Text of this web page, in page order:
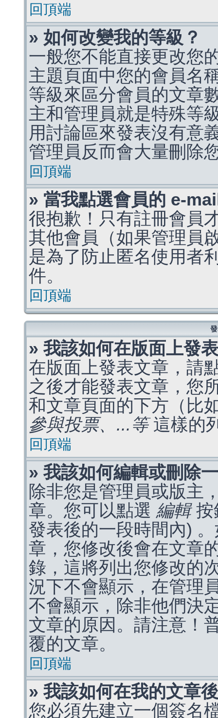
回頂端
» 如何改變我的等級？
一般您不能直接更改您
主題頁面中您的會員名
等級來區分會員的文章
主和管理員就是特殊等
用討論區來發表沒有意
管理員反而會大量刪除
回頂端
» 當我點選會員的 e-
很抱歉！只有註冊會員
其他會員（如果管理員
是為了防止匿名使用者
件。
回頂端
» 我該如何在版面上發
在版面上發表文章，請
之後才能發表文章，您
和文章頁面的下方（比
參與投票、...等這樣的
回頂端
» 我該如何編輯或刪除
除非您是管理員或版主
章。您可以點選 編輯按
發表後的一段時間內)
章，您修改後會在文章
錄，這將列出您修改的
況下不會顯示，在管理
不會顯示，除非他們決
文章的原因。請注意！
覆的文章。
回頂端
» 我該如何在我的文章
您必須先建立一個簽名